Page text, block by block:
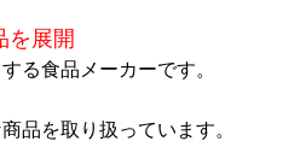
を展開
る食品メーカーです。
品を取り扱っています。